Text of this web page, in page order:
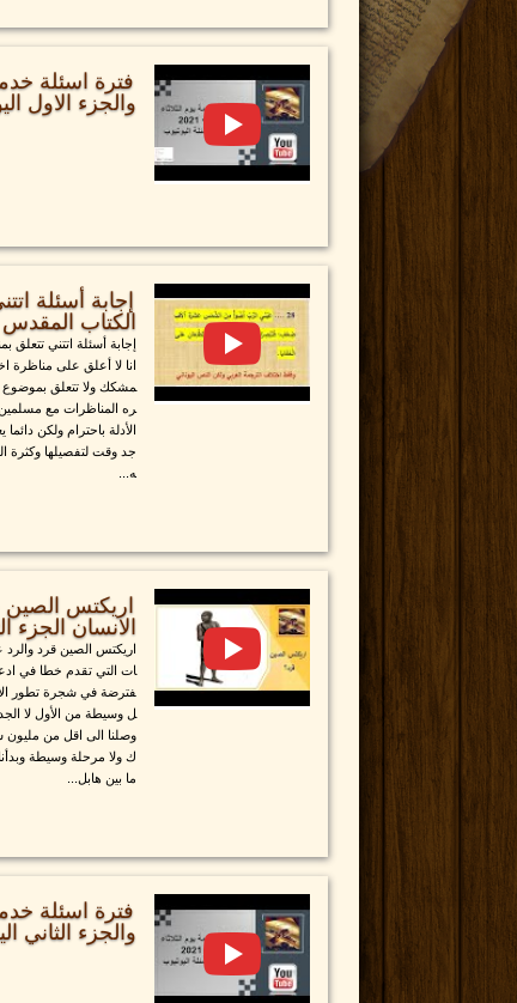
والجزء الاول
إجابة أسئلة
الكتاب
إجابة أسئلة اتتني
انا لا أعلق على مناظرة
مشكك ولا تتعلق بموضوع
ره المناظرات مع مسلمين
الأدلة باحترام ولكن
جد وقت لتفصيلها وكثرة
ه...
اريكتس
الانسان الجزء
اريكتس الصين قرد والرد
ات التي تقدم خطا في
فترضة في شجرة تطور
ل وسيطة من الأول لا
وصلنا الى اقل من مليون
ك ولا مرحلة وسيطة
ما بين هابل...
والجزء الثاني